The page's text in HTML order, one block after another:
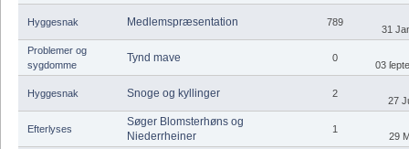
Hyggesnak Medlemspræsentation 789
31
Problemer og
sygdomme
Tynd mave 0
03
Hyggesnak Snoge og kyllinger 2
27
Efterlyses
Søger Blomsterhøns og
Niederrheiner
1
29